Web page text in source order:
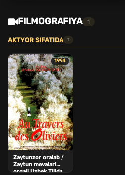
FILMOGRAFIYA 1
AKTYOR SIFATIDA 1
1994
Zaytunzor oralab /
Zaytun mevalari
orqali Uzbek Tilida